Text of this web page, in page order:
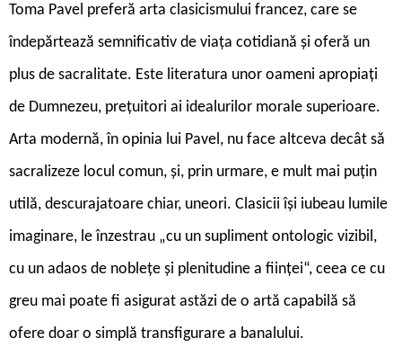
Toma Pavel preferă arta clasicismului francez, care se
îndepărtează semnificativ de viața cotidiană și oferă un
plus de sacralitate. Este literatura unor oameni apropiați
de Dumnezeu, prețuitori ai idealurilor morale superioare.
Arta modernă, în opinia lui Pavel, nu face altceva decât să
sacralizeze locul comun, și, prin urmare, e mult mai puțin
utilă, descurajatoare chiar, uneori. Clasicii își iubeau lumile
imaginare, le înzestrau „cu un supliment ontologic vizibil,
cu un adaos de noblețe și plenitudine a ființei“, ceea ce cu
greu mai poate fi asigurat astăzi de o artă capabilă să
ofere doar o simplă transfigurare a banalului.